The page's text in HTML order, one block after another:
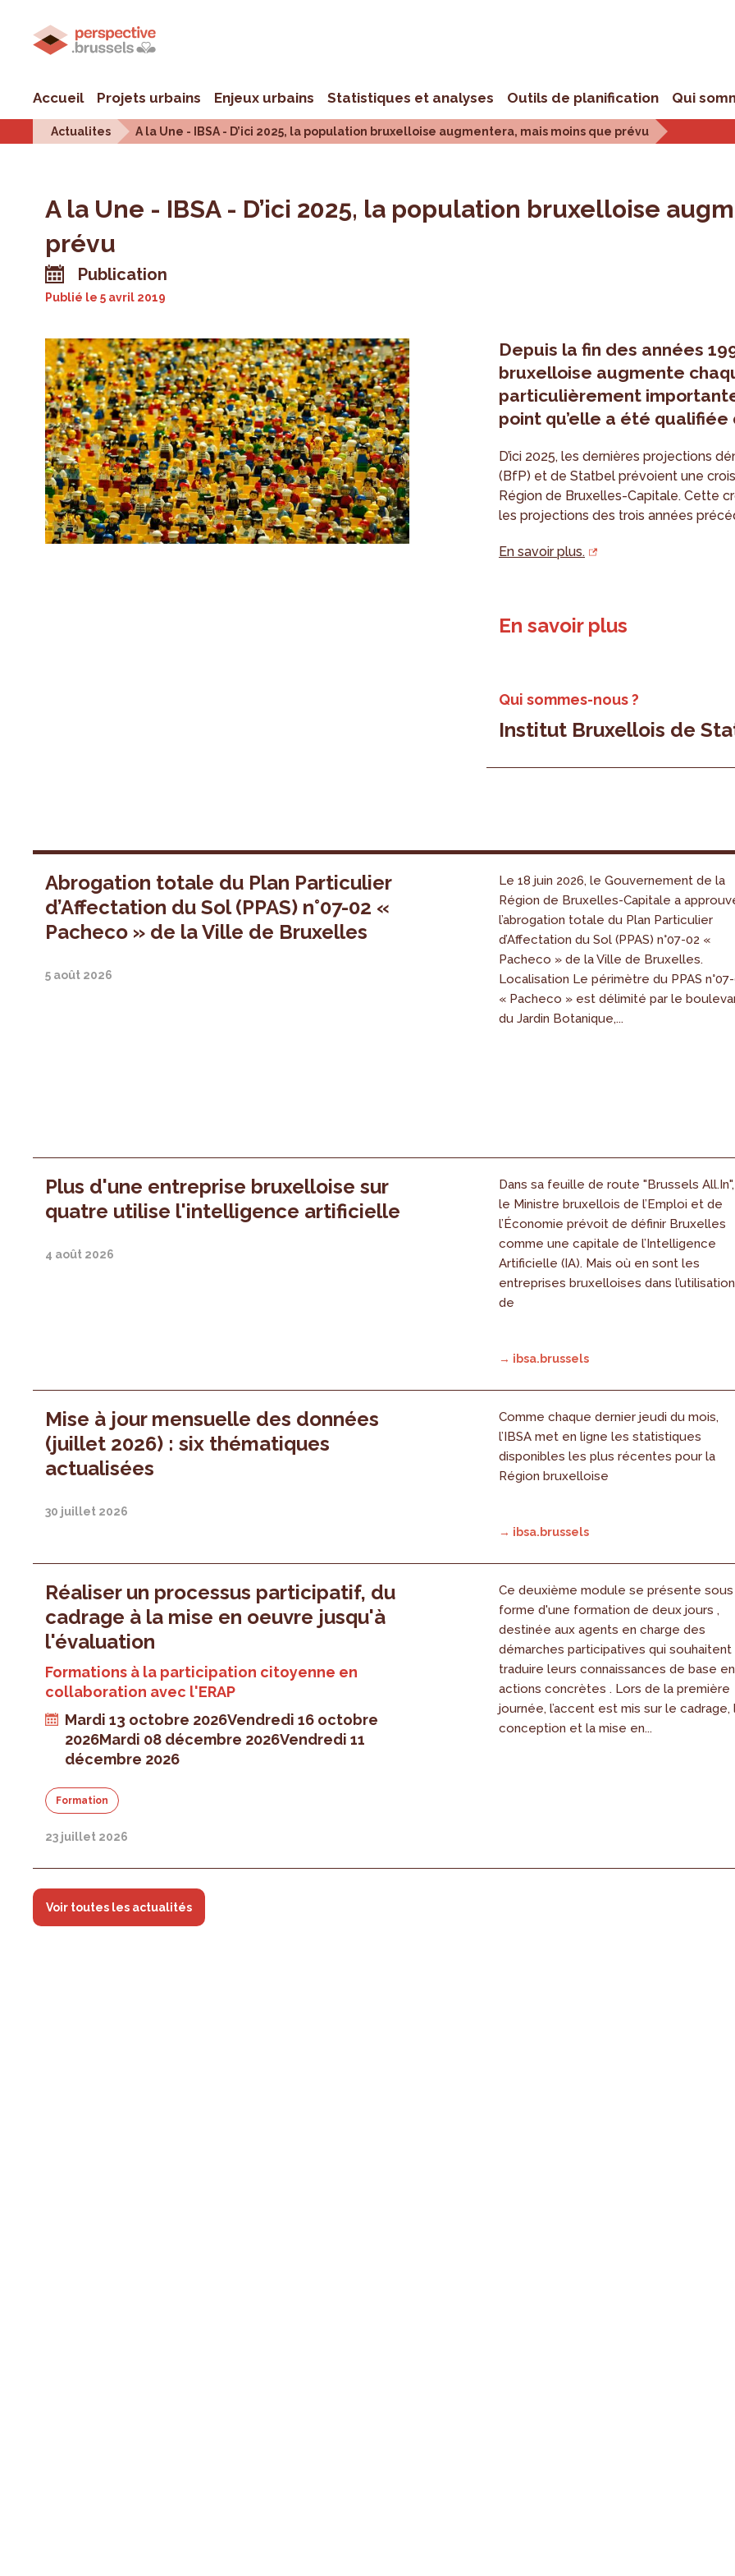
Accueil Projets urbains Enjeux urbains Statistiques et analyses Outils de planification Qui
Actualites A la Une - IBSA - D’ici 2025, la population bruxelloise augmentera, mais moins que prévu
A la Une - IBSA - D’ici 2025, la population bruxelloise
prévu
Publication
Publié le5 avril 2019
Depuis la fin des années
bruxelloise augmente
particulièrement
point qu’elle a été
D’ici 2025, les dernières projections
(BfP) et de Statbel prévoient une
Région de Bruxelles-Capitale. Cette
les projections des trois années
En savoir plus.
En savoir plus
Qui sommes-nous ?
Institut Bruxellois de
Abrogation totale du Plan Particulier
d’Affectation du Sol (PPAS) n°07-02 «
Pacheco » de la Ville de Bruxelles
5 août 2026
Le 18 juin 2026, le Gouvernement de la
Région de Bruxelles-Capitale a
l’abrogation totale du Plan Particulier
d’Affectation du Sol (PPAS) n°07-02 «
Pacheco » de la Ville de Bruxelles.
Localisation Le périmètre du PPAS
« Pacheco » est délimité par le
du Jardin Botanique,...
Plus d'une entreprise bruxelloise sur
quatre utilise l'intelligence artificielle
4 août 2026
Dans sa feuille de route "Brussels All.In",
le Ministre bruxellois de l’Emploi et de
l’Économie prévoit de définir Bruxelles
comme une capitale de l’Intelligence
Artificielle (IA). Mais où en sont les
entreprises bruxelloises dans l’utilisation
de
→ ibsa.brussels
Mise à jour mensuelle des données
(juillet 2026) : six thématiques
actualisées
30 juillet 2026
Comme chaque dernier jeudi du mois,
l’IBSA met en ligne les statistiques
disponibles les plus récentes pour la
Région bruxelloise
→ ibsa.brussels
Réaliser un processus participatif, du
cadrage à la mise en oeuvre jusqu'à
l'évaluation
Formations à la participation citoyenne en
collaboration avec l'ERAP
Mardi 13 octobre 2026Vendredi 16 octobre
2026Mardi 08 décembre 2026Vendredi 11
décembre 2026
Formation
23 juillet 2026
Ce deuxième module se présente sous
forme d'une formation de deux jours ,
destinée aux agents en charge des
démarches participatives qui souhaitent
traduire leurs connaissances de base en
actions concrètes . Lors de la première
journée, l’accent est mis sur le cadrage,
conception et la mise en...
Voir toutes les actualités